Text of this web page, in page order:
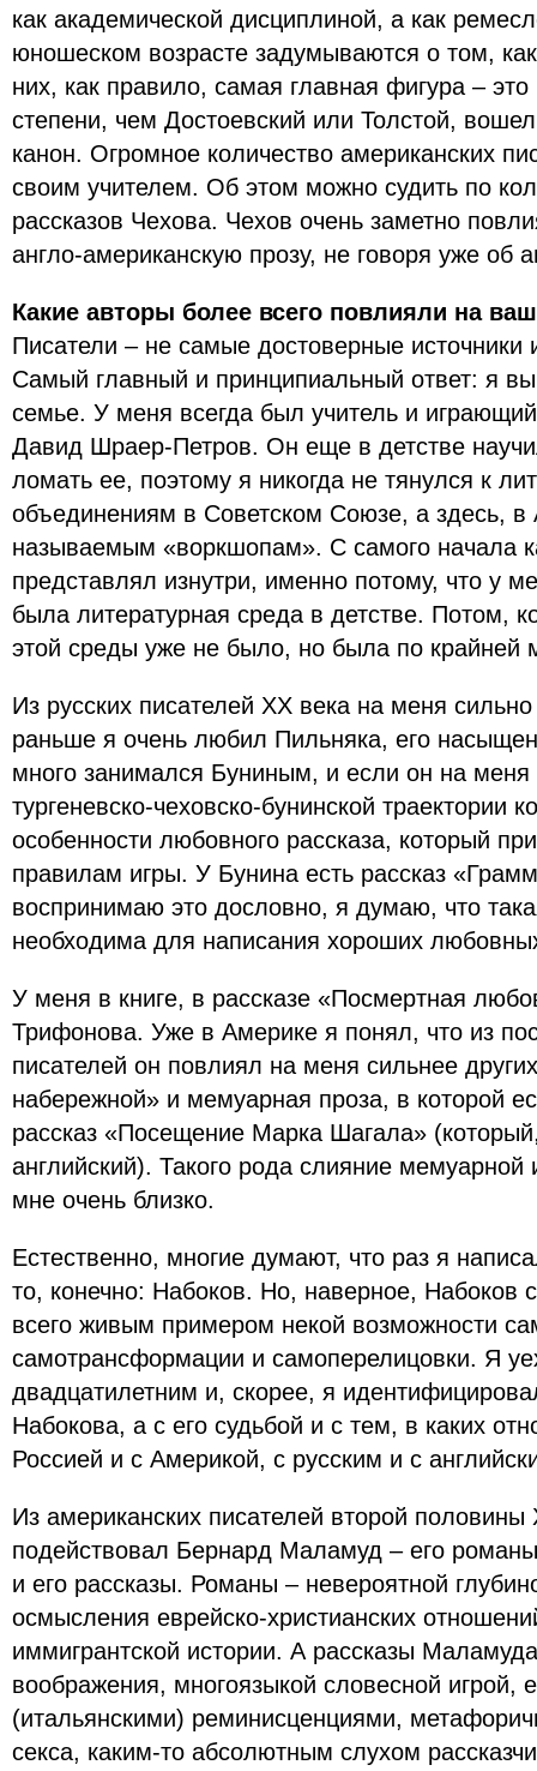
как академической дисциплиной, а как
юношеском возрасте задумываются о том,
них, как правило, самая главная фигура –
степени, чем Достоевский или Толстой,
канон. Огромное количество американских
своим учителем. Об этом можно судить по
рассказов Чехова. Чехов очень заметно
англо-американскую прозу, не говоря уже об
Какие авторы более всего повлияли на
Писатели – не самые достоверные источники
Самый главный и принципиальный ответ: я
семье. У меня всегда был учитель и
Давид Шраер-Петров. Он еще в детстве
ломать ее, поэтому я никогда не тянулся к
объединениям в Советском Союзе, а здесь, в
называемым «воркшопам». С самого начала
представлял изнутри, именно потому, что у
была литературная среда в детстве. Потом,
этой среды уже не было, но была по крайней
Из русских писателей XX века на меня
раньше я очень любил Пильняка, его
много занимался Буниным, и если он на меня
тургеневско-чеховско-бунинской траектории
особенности любовного рассказа, который
правилам игры. У Бунина есть рассказ
воспринимаю это дословно, я думаю, что
необходима для написания хороших
У меня в книге, в рассказе «Посмертная
Трифонова. Уже в Америке я понял, что из
писателей он повлиял на меня сильнее
набережной» и мемуарная проза, в которой
рассказ «Посещение Марка Шагала»
английский). Такого рода слияние
мне очень близко.
Естественно, многие думают, что раз я
то, конечно: Набоков. Но, наверное, Набоков
всего живым примером некой возможности
самотрансформации и самоперелицовки. Я
двадцатилетним и, скорее, я
Набокова, а с его судьбой и с тем, в каких
Россией и с Америкой, с русским и с
Из американских писателей второй
подействовал Бернард Маламуд – его
и его рассказы. Романы – невероятной
осмысления еврейско-христианских
иммигрантской истории. А рассказы
воображения, многоязыкой словесной игрой,
(итальянскими) реминисценциями,
секса, каким-то абсолютным слухом